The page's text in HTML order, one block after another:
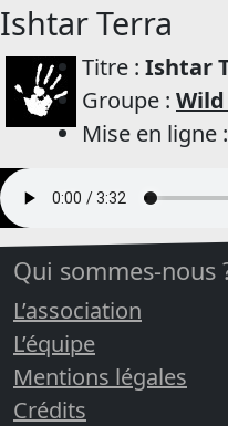
Ishtar Terra
Titre : Ishtar
Groupe : Wild
Mise en ligne
Qui sommes-nous
L’association
L’équipe
Mentions légales
Crédits